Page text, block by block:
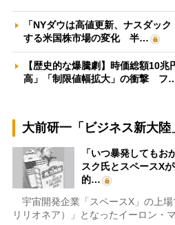
「NYダウは高値更新、ナスダッ
する米国株市場の変化 半…
【歴史的な爆騰劇】時価総額10
高」「制限値幅拡大」の衝撃 フ
大前研一「ビジネス新大陸
「いつ暴発してもお
スク氏とスペースX
的…
宇宙開発企業「スペースX」の上場
リリオネア）」となったイーロン・